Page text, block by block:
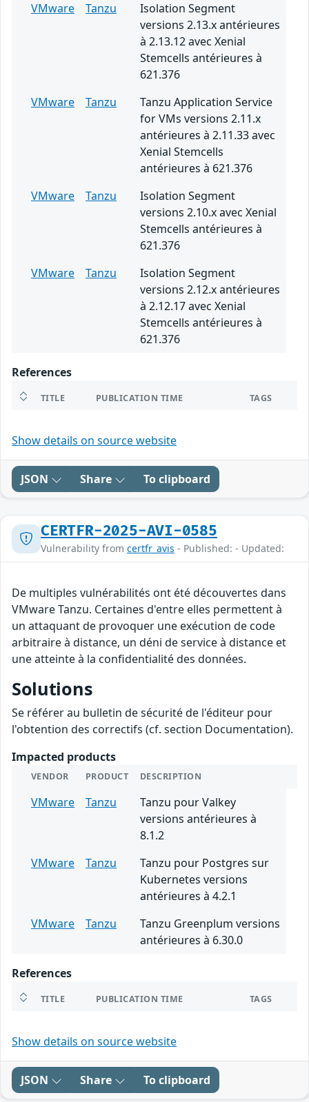
VMware
Tanzu
Isolation Segment
versions 2.13.x antérieures
à 2.13.12 avec Xenial
Stemcells antérieures à
621.376
VMware
Tanzu
Tanzu Application Service
for VMs versions 2.11.x
antérieures à 2.11.33 avec
Xenial Stemcells
antérieures à 621.376
VMware
Tanzu
Isolation Segment
versions 2.10.x avec Xenial
Stemcells antérieures à
621.376
VMware
Tanzu
Isolation Segment
versions 2.12.x antérieures
à 2.12.17 avec Xenial
Stemcells antérieures à
621.376
References
TITLE PUBLICATION TIME TAGS
Show details on source website
JSON Share To clipboard
CERTFR-2025-AVI-0585
Vulnerability from certfr_avis - Published: - Updated:
De multiples vulnérabilités ont été découvertes dans
VMware Tanzu. Certaines d'entre elles permettent à
un attaquant de provoquer une exécution de code
arbitraire à distance, un déni de service à distance et
une atteinte à la confidentialité des données.
Solutions
Se référer au bulletin de sécurité de l'éditeur pour
l'obtention des correctifs (cf. section Documentation).
Impacted products
VENDOR PRODUCT DESCRIPTION
VMware Tanzu
Tanzu pour Valkey
versions antérieures à
8.1.2
VMware
Tanzu
Tanzu pour Postgres sur
Kubernetes versions
antérieures à 4.2.1
VMware
Tanzu
Tanzu Greenplum versions
antérieures à 6.30.0
References
TITLE PUBLICATION TIME TAGS
Show details on source website
JSON Share To clipboard